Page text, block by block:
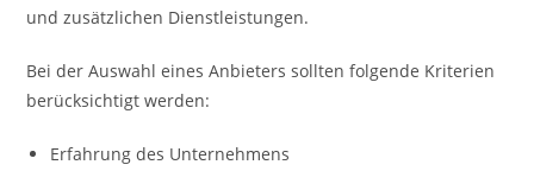
und zusätzlichen Dienstleistungen.
Bei der Auswahl eines Anbieters sollten folgende Kriterien
berücksichtigt werden:
Erfahrung des Unternehmens